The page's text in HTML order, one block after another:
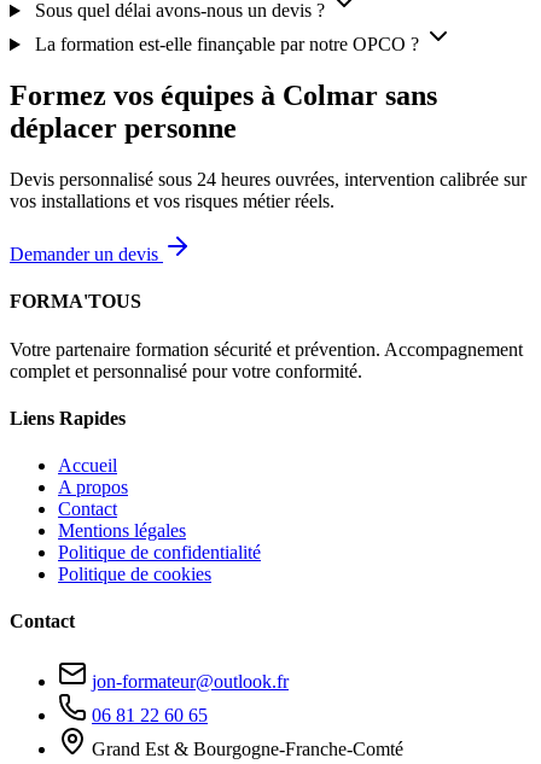
Sous quel délai avons-nous un devis ?
La formation est-elle finançable par notre OPCO ?
Formez vos équipes à Colmar sans
déplacer personne
Devis personnalisé sous 24 heures ouvrées, intervention calibrée sur
vos installations et vos risques métier réels.
Demander un devis
FORMA'TOUS
Votre partenaire formation sécurité et prévention. Accompagnement
complet et personnalisé pour votre conformité.
Liens Rapides
Accueil
A propos
Contact
Mentions légales
Politique de confidentialité
Politique de cookies
Contact
jon-formateur@outlook.fr
06 81 22 60 65
Grand Est & Bourgogne-Franche-Comté